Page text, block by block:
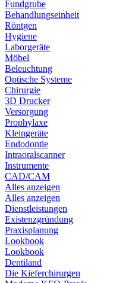
Fundgrube
Behandlungseinheit
Röntgen
Hygiene
Laborgeräte
Möbel
Beleuchtung
Optische Systeme
Chirurgie
3D Drucker
Versorgung
Prophylaxe
Kleingeräte
Endodontie
Intraoralscanner
Instrumente
CAD/CAM
Alles anzeigen
Alles anzeigen
Dienstleistungen
Existenzgründung
Praxisplanung
Lookbook
Lookbook
Dentiland
Die Kieferchirurgen